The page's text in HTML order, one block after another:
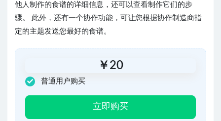
他人制作的食谱的详细信息，还可以查看制作它们的步
骤。 此外，还有一个协作功能，可让您根据协作制造商指
定的主题发送您最好的食谱。
￥ 20
普通用户购买
立即购买